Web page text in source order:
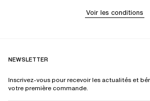
Voir les conditions
NEWSLETTER
Inscrivez-vous pour recevoir les actualités et
votre première commande.